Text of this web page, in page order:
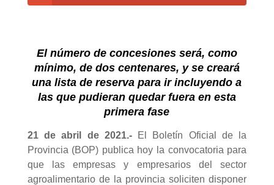
El número de concesiones será, como
mínimo, de dos centenares, y se creará
una lista de reserva para ir incluyendo a
las que pudieran quedar fuera en esta
primera fase
21 de abril de 2021.-El Boletín Oficial de la
Provincia (BOP) publica hoy la convocatoria para
que las empresas y empresarios del sector
agroalimentario de la provincia soliciten disponer